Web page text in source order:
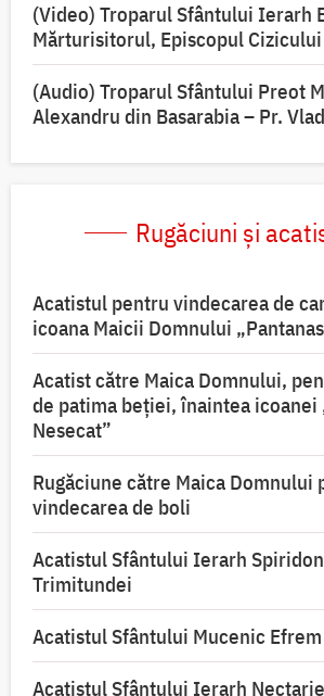
(Video) Troparul Sfântului Ierarh
Mărturisitorul, Episcopul Cizicului
(Audio) Troparul Sfântului Preot
Alexandru din Basarabia – Pr.
Rugăciuni și
Acatistul pentru vindecarea de
icoana Maicii Domnului
Acatist către Maica Domnului,
de patima beției, înaintea
Nesecat”
Rugăciune către Maica Domnului
vindecarea de boli
Acatistul Sfântului Ierarh
Trimitundei
Acatistul Sfântului Mucenic
Acatistul Sfântului Ierarh